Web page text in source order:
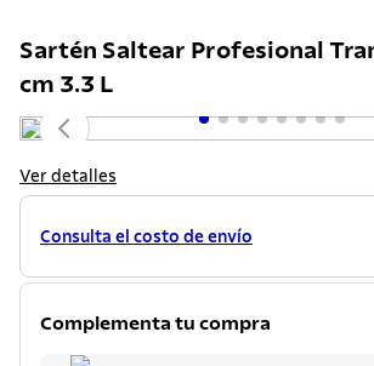
Sartén Saltear Profesional
cm 3.3 L
Ver detalles
Consulta el costo de envío
Complementa tu compra
1.
sarten
2.
ollas
cuchillos
4.
cubiertos
5
juego ollas
lavadero
acero inoxidable